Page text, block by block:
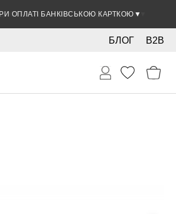
ОПЛАТІ БАНКІВСЬКОЮ КАРТКОЮ ▼
B2B
БЛОГ